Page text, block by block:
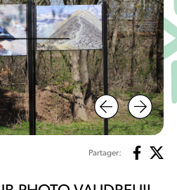
Partager: